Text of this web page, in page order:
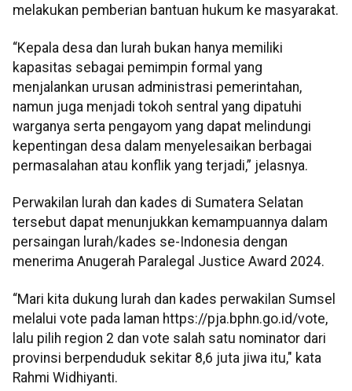
melakukan pemberian bantuan hukum ke masyarakat.
“Kepala desa dan lurah bukan hanya memiliki
kapasitas sebagai pemimpin formal yang
menjalankan urusan administrasi pemerintahan,
namun juga menjadi tokoh sentral yang dipatuhi
warganya serta pengayom yang dapat melindungi
kepentingan desa dalam menyelesaikan berbagai
permasalahan atau konflik yang terjadi,” jelasnya.
Perwakilan lurah dan kades di Sumatera Selatan
tersebut dapat menunjukkan kemampuannya dalam
persaingan lurah/kades se-Indonesia dengan
menerima Anugerah Paralegal Justice Award 2024.
“Mari kita dukung lurah dan kades perwakilan Sumsel
melalui vote pada laman https://pja.bphn.go.id/vote,
lalu pilih region 2 dan vote salah satu nominator dari
provinsi berpenduduk sekitar 8,6 juta jiwa itu," kata
Rahmi Widhiyanti.